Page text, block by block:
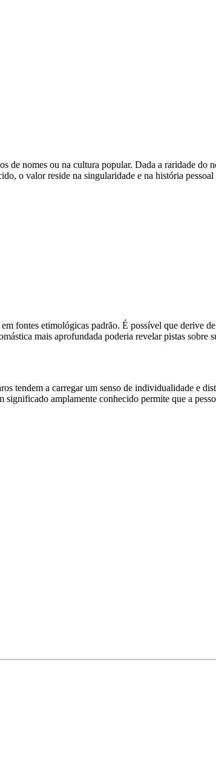
nomes ou na cultura popular. Dada a raridade do
o valor reside na singularidade e na história
fontes etimológicas padrão. É possível que derive
mais aprofundada poderia revelar pistas sobre
tendem a carregar um senso de individualidade e
significado amplamente conhecido permite que a